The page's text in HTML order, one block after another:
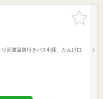
お気に入
りに追加
沢渡温泉行きバス利用、たんげ口